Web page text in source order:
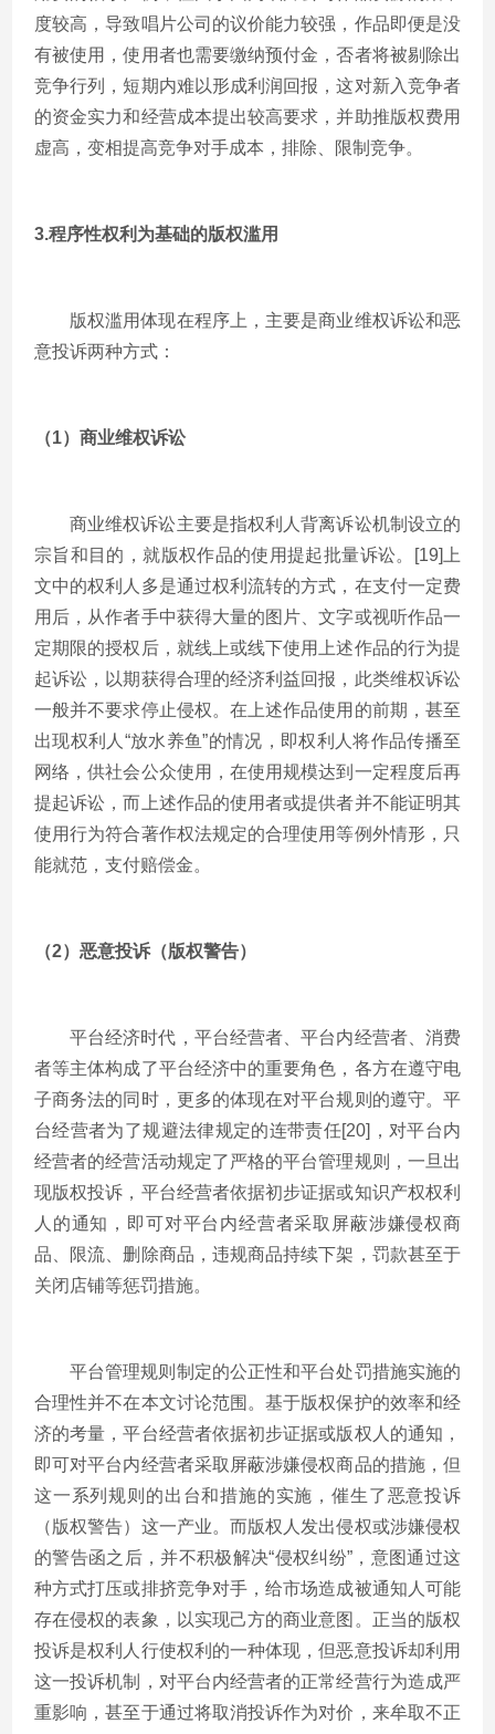
度较高，导致唱片公司的议价能力较强，作品即便是没
有被使用，使用者也需要缴纳预付金，否者将被剔除出
竞争行列，短期内难以形成利润回报，这对新入竞争者
的资金实力和经营成本提出较高要求，并助推版权费用
虚高，变相提高竞争对手成本，排除、限制竞争。
3.程序性权利为基础的版权滥用
版权滥用体现在程序上，主要是商业维权诉讼和恶
意投诉两种方式：
（1）商业维权诉讼
商业维权诉讼主要是指权利人背离诉讼机制设立的
宗旨和目的，就版权作品的使用提起批量诉讼。[19]上
文中的权利人多是通过权利流转的方式，在支付一定费
用后，从作者手中获得大量的图片、文字或视听作品一
定期限的授权后，就线上或线下使用上述作品的行为提
起诉讼，以期获得合理的经济利益回报，此类维权诉讼
一般并不要求停止侵权。在上述作品使用的前期，甚至
出现权利人“放水养鱼”的情况，即权利人将作品传播至
网络，供社会公众使用，在使用规模达到一定程度后再
提起诉讼，而上述作品的使用者或提供者并不能证明其
使用行为符合著作权法规定的合理使用等例外情形，只
能就范，支付赔偿金。
（2）恶意投诉（版权警告）
平台经济时代，平台经营者、平台内经营者、消费
者等主体构成了平台经济中的重要角色，各方在遵守电
子商务法的同时，更多的体现在对平台规则的遵守。平
台经营者为了规避法律规定的连带责任[20]，对平台内
经营者的经营活动规定了严格的平台管理规则，一旦出
现版权投诉，平台经营者依据初步证据或知识产权权利
人的通知，即可对平台内经营者采取屏蔽涉嫌侵权商
品、限流、删除商品，违规商品持续下架，罚款甚至于
关闭店铺等惩罚措施。
平台管理规则制定的公正性和平台处罚措施实施的
合理性并不在本文讨论范围。基于版权保护的效率和经
济的考量，平台经营者依据初步证据或版权人的通知，
即可对平台内经营者采取屏蔽涉嫌侵权商品的措施，但
这一系列规则的出台和措施的实施，催生了恶意投诉
（版权警告）这一产业。而版权人发出侵权或涉嫌侵权
的警告函之后，并不积极解决“侵权纠纷”，意图通过这
种方式打压或排挤竞争对手，给市场造成被通知人可能
存在侵权的表象，以实现己方的商业意图。正当的版权
投诉是权利人行使权利的一种体现，但恶意投诉却利用
这一投诉机制，对平台内经营者的正常经营行为造成严
重影响，甚至于通过将取消投诉作为对价，来牟取不正